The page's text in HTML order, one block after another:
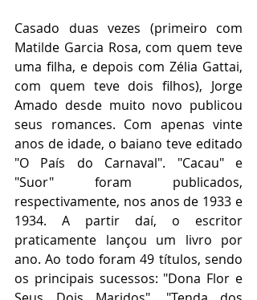
Casado duas vezes (primeiro com
Matilde Garcia Rosa, com quem teve
uma filha, e depois com Zélia Gattai,
com quem teve dois filhos), Jorge
Amado desde muito novo publicou
seus romances. Com apenas vinte
anos de idade, o baiano teve editado
"O País do Carnaval". "Cacau" e
"Suor" foram publicados,
respectivamente, nos anos de 1933 e
1934. A partir daí, o escritor
praticamente lançou um livro por
ano. Ao todo foram 49 títulos, sendo
os principais sucessos: "Dona Flor e